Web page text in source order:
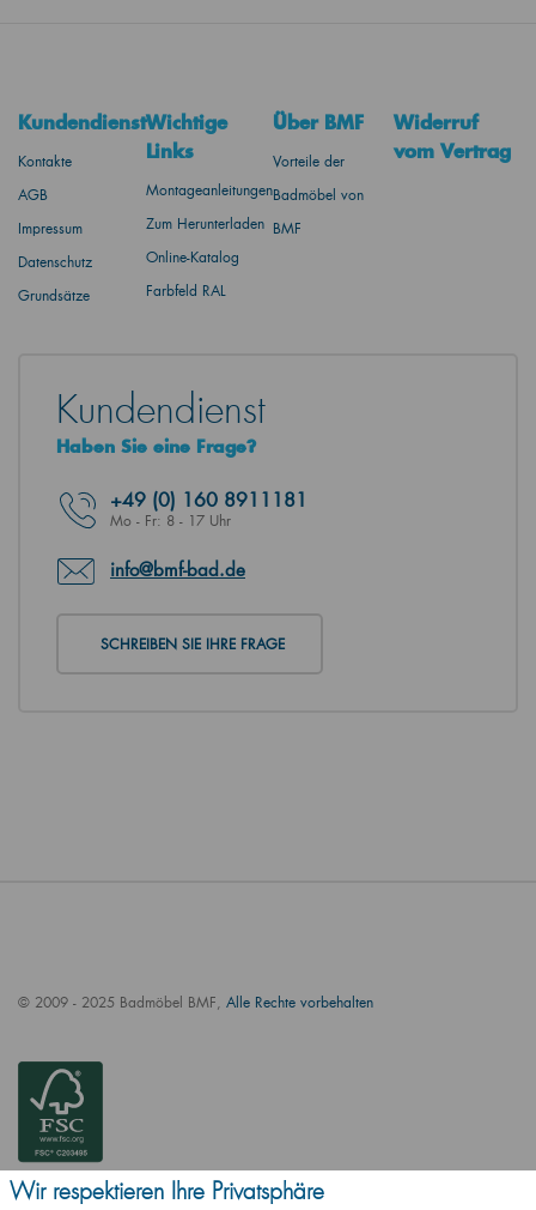
Kundendienst
Kontakte
AGB
Impressum
Datenschutz
Grundsätze
Wichtige
Links
Montageanleitungen
Zum Herunterladen
Online-Katalog
Farbfeld RAL
Über BMF
Vorteile der
Badmöbel von
BMF
Widerruf
vom Vertrag
Kundendienst
Haben Sie eine Frage?
+49 (0) 160 8911181
Mo - Fr: 8 - 17 Uhr
info@bmf-bad.de
SCHREIBEN SIE IHRE FRAGE
© 2009 - 2025 Badmöbel BMF, Alle Rechte vorbehalten
Wir respektieren Ihre Privatsphäre